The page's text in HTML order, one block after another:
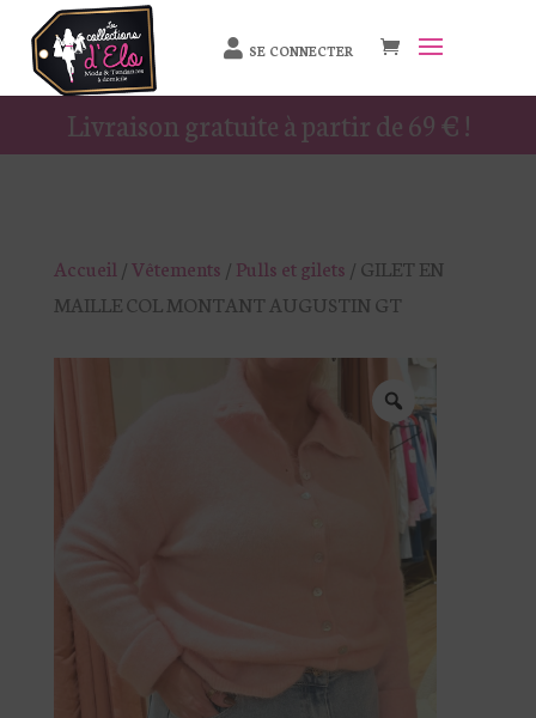
SE CONNECTER
Livraison gratuite à partir de 69 € !
Accueil /Vêtements / Pulls et gilets / GILET EN
MAILLE COL MONTANT AUGUSTIN GT